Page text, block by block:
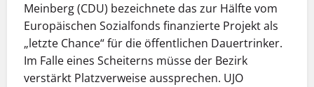
Meinberg (CDU) bezeichnete das zur Hälfte vom
Europäischen Sozialfonds finanzierte Projekt als
„letzte Chance“ für die öffentlichen Dauertrinker.
Im Falle eines Scheiterns müsse der Bezirk
verstärkt Platzverweise aussprechen. UJO